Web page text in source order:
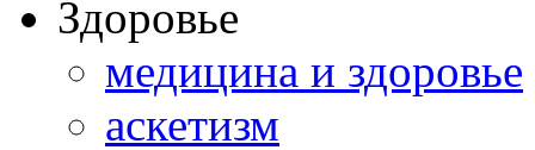
Здоровье
медицина и здоровье
аскетизм